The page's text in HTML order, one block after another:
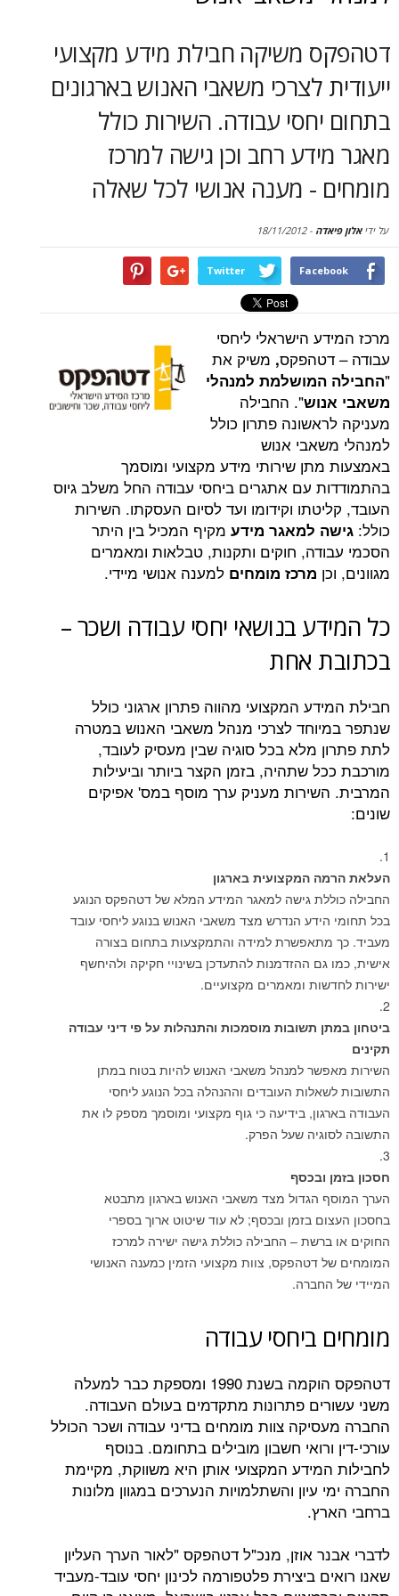
משיקה חבילת מידע מקצועי
לצרכי משאבי האנוש בארגונים
עבודה. השירות כולל
רחב וכן גישה למרכז
- מענה אנושי לכל שאלה
-
18/11/2012
Twitter
הישראלי ליחסי
,משיק את
למנהלי
". החבילה
פתרון כולל
אנוש
שירותי מידע מקצועי ומוסמך
עם אתגרים ביחסי עבודה החל משלב גיוס
וקידומו ועד לסיום העסקתו. השירות
למאגר מידעמקיף המכיל בין היתר
חוקים ותקנות, טבלאות ומאמרים
מרכז מומחיםלמענה אנושי מיידי.
בנושאי יחסי עבודה ושכר –
אחת
המקצועי מהווה פתרון ארגוני כולל
לצרכי מנהל משאבי האנוש במטרה
מלא בכל סוגיה שבין מעסיק לעובד,
שתהיה, בזמן הקצר ביותר וביעילות
מעניק ערך מוסף במס' אפיקים
המקצועית בארגון
גישה למאגר המידע המלא של דטהפקס הנוגע
הנדרש מצד משאבי האנוש בנוגע ליחסי עובד
למידה והתמקצעות בתחום בצורה
ההזדמנות להתעדכן בשינויי חקיקה ולהיחשף
ומאמרים מקצועיים.
תשובות מוסמכות והתנהלות על פי דיני עבודה
למנהל משאבי האנוש להיות בטוח במתן
העובדים וההנהלה בכל הנוגע ליחסי
בידיעה כי גוף מקצועי ומוסמך מספק לו את
שעל הפרק.
ובכסף
הגדול מצד משאבי האנוש בארגון מתבטא
בזמן ובכסף; לא עוד שיטוט ארוך בספרי
– החבילה כוללת גישה ישירה למרכז
דטהפקס, צוות מקצועי הזמין כמענה האנושי
ביחסי עבודה
דטהפקס הוקמה בשנת 1990 ומספקת כבר למעלה
פתרונות מתקדמים בעולם העבודה.
צוות מומחים בדיני עבודה ושכר הכולל
חשבון מובילים בתחומם. בנוסף
המקצועי אותן היא משווקת, מקיימת
והשתלמויות הנערכים במגוון מלונות
אוזן, מנכ"ל דטהפקס "לאור הערך העליון
ביצירת פלטפורמה לכינון יחסי עובד-מעביד